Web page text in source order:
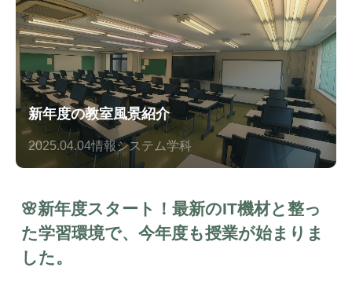
新年度の教室風景紹介
2025.04.04情報システム学科
🌸新年度スタート！最新のIT機材と整っ
た学習環境で、今年度も授業が始まりま
した。